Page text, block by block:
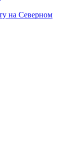
на Северном